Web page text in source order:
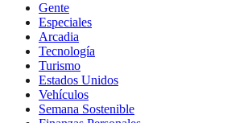
Gente
Especiales
Arcadia
Tecnología
Turismo
Estados Unidos
Vehículos
Semana Sostenible